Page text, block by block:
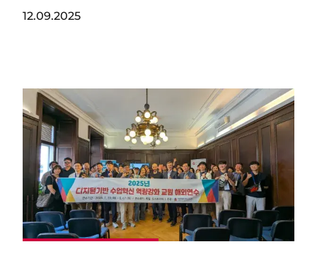
12.09.2025
Image